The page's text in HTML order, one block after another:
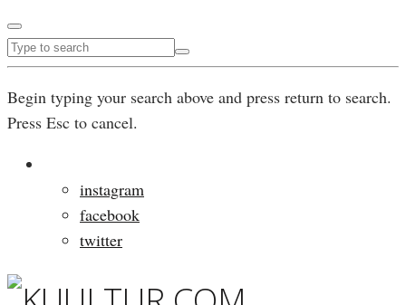
Begin typing your search above and press return to search.
Press Esc to cancel.
instagram
facebook
twitter